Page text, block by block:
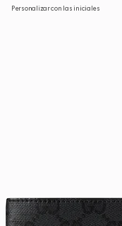
Personalizar con las iniciales